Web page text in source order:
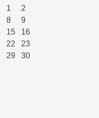
1
2
8
9
15
16
22
23
29
30